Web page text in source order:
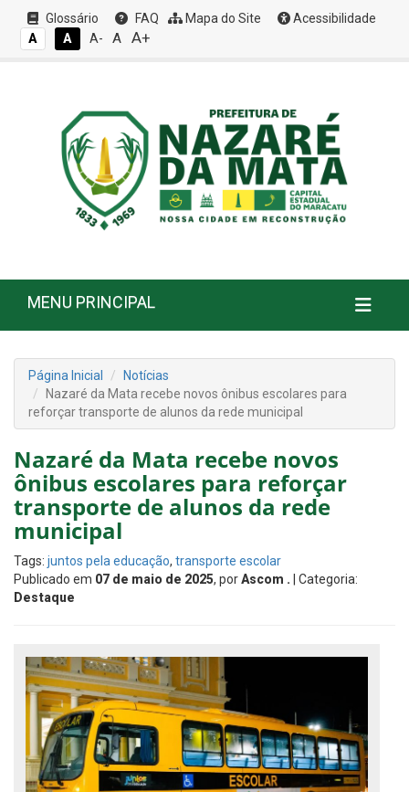
Glossário FAQ Mapa do Site
Acessibilidade
A
A A- A A+
MENU PRINCIPAL
Página Inicial
Notícias
Nazaré da Mata recebe novos ônibus escolares para
reforçar transporte de alunos da rede municipal
Nazaré da Mata recebe novos
ônibus escolares para reforçar
transporte de alunos da rede
municipal
Tags: juntos pela educação, transporte escolar
Publicado em 07 de maio de 2025, porAscom . | Categoria:
Destaque